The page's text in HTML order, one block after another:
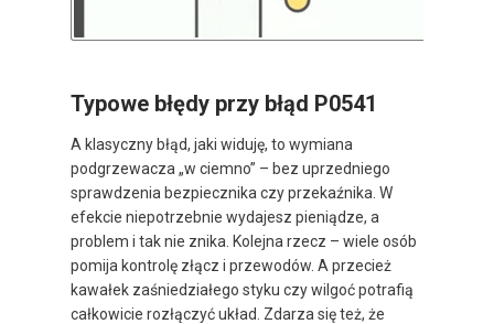
Typowe błędy przy błąd P0541
A klasyczny błąd, jaki widuję, to wymiana
podgrzewacza „w ciemno” – bez uprzedniego
sprawdzenia bezpiecznika czy przekaźnika. W
efekcie niepotrzebnie wydajesz pieniądze, a
problem i tak nie znika. Kolejna rzecz – wiele osób
pomija kontrolę złącz i przewodów. A przecież
kawałek zaśniedziałego styku czy wilgoć potrafią
całkowicie rozłączyć układ. Zdarza się też, że